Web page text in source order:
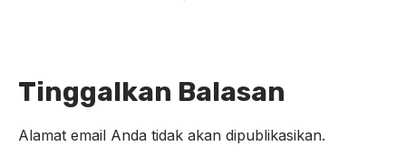
Tinggalkan Balasan
Alamat email Anda tidak akan dipublikasikan.